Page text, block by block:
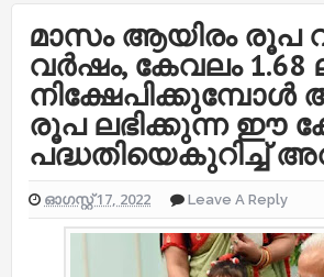
മാസം ആയിരം രൂപ
വര്‍ഷം, കേവലം
നിക്ഷേപിക്കുമ്പോൾ
രൂപ ലഭിക്കുന്ന ഈ
പദ്ധതിയെകുറിച്ച്‌
ഓഗസ്റ്റ് 17, 2022 Leave A Reply